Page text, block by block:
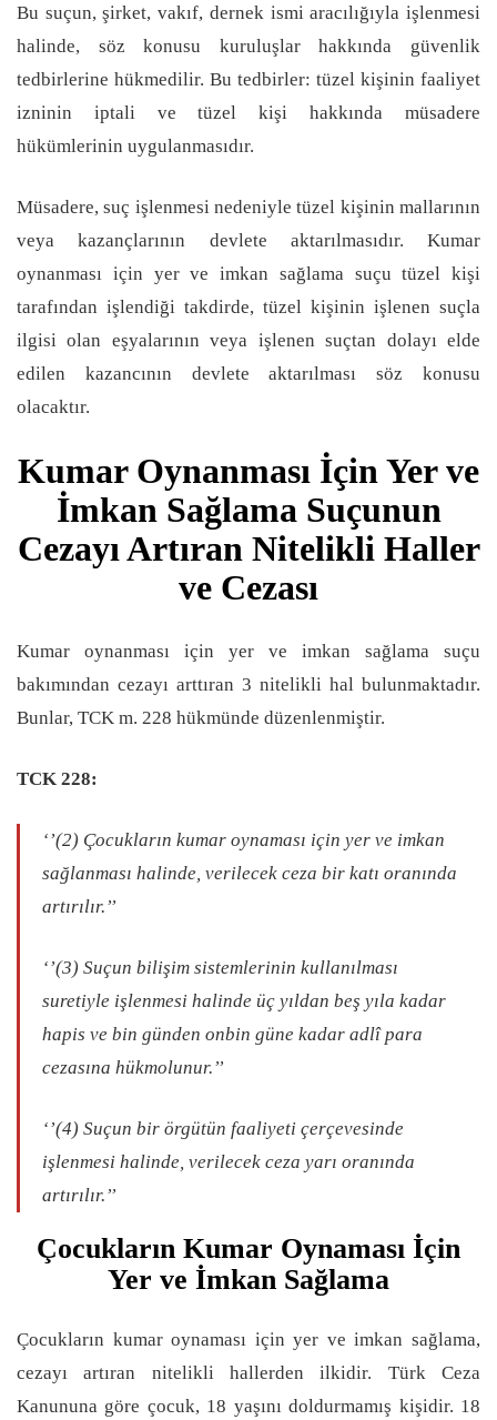
Bu suçun, şirket, vakıf, dernek ismi aracılığıyla işlenmesi
halinde, söz konusu kuruluşlar hakkında güvenlik
tedbirlerine hükmedilir. Bu tedbirler: tüzel kişinin faaliyet
izninin iptali ve tüzel kişi hakkında müsadere
hükümlerinin uygulanmasıdır.
Müsadere, suç işlenmesi nedeniyle tüzel kişinin mallarının
veya kazançlarının devlete aktarılmasıdır. Kumar
oynanması için yer ve imkan sağlama suçu tüzel kişi
tarafından işlendiği takdirde, tüzel kişinin işlenen suçla
ilgisi olan eşyalarının veya işlenen suçtan dolayı elde
edilen kazancının devlete aktarılması söz konusu
olacaktır.
Kumar Oynanması İçin Yer ve
İmkan Sağlama Suçunun
Cezayı Artıran Nitelikli Haller
ve Cezası
Kumar oynanması için yer ve imkan sağlama suçu
bakımından cezayı arttıran 3 nitelikli hal bulunmaktadır.
Bunlar, TCK m. 228 hükmünde düzenlenmiştir.
TCK 228:
‘’(2) Çocukların kumar oynaması için yer ve imkan
sağlanması halinde, verilecek ceza bir katı oranında
artırılır.’’
‘’(3) Suçun bilişim sistemlerinin kullanılması
suretiyle işlenmesi halinde üç yıldan beş yıla kadar
hapis ve bin günden onbin güne kadar adlî para
cezasına hükmolunur.’’
‘’(4) Suçun bir örgütün faaliyeti çerçevesinde
işlenmesi halinde, verilecek ceza yarı oranında
artırılır.’’
Çocukların Kumar Oynaması İçin
Yer ve İmkan Sağlama
Çocukların kumar oynaması için yer ve imkan sağlama,
cezayı artıran nitelikli hallerden ilkidir. Türk Ceza
Kanununa göre çocuk, 18 yaşını doldurmamış kişidir. 18